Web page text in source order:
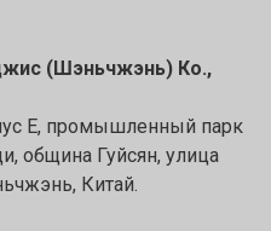
(Шэньчжэнь) Ко.,
E, промышленный парк
община Гуйсян, улица
Китай.